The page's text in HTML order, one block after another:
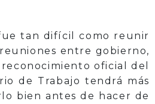
tan difícil como reunir
entre gobierno,
oficial del
de Trabajo tendrá más
bien antes de hacer de